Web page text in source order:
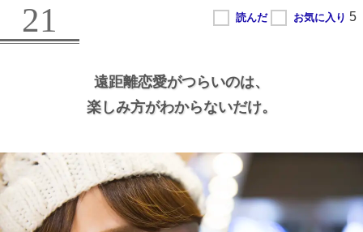
21
遠距離恋愛がつらいのは、
楽しみ方がわからないだけ。